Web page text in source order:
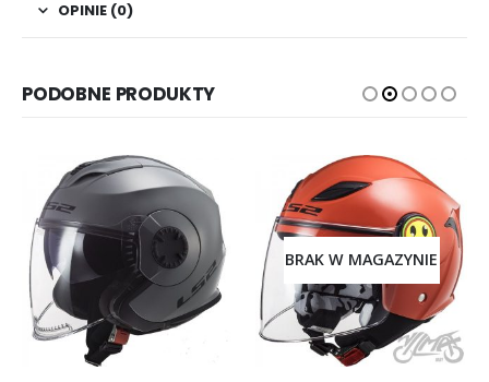
OPINIE (0)
PODOBNE PRODUKTY
BRAK W MAGAZYNIE